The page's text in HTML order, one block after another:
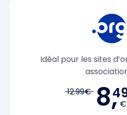
Idéal pour les sites
12.99€ 8,